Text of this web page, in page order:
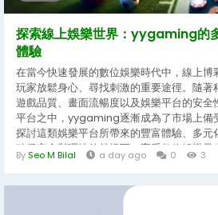
探索線上娛樂世界：yygaming的
體驗
在當今快速發展的數位娛樂時代中，線上
玩家放鬆身心、尋找刺激的重要途徑。隨
遊戲品質、畫面流暢度以及娛樂平台的安
平台之中，yygaming逐漸成為了市場上備
探討這類娛樂平台所帶來的豐富體驗、多
確保安全與理性的前提下，享受數位娛樂帶
樂的崛起與變革 回顧過去，傳統的娛樂方式
技。然而，隨著互聯網的普及和移動設備的
By Seo M Bilal a day ago 0 3